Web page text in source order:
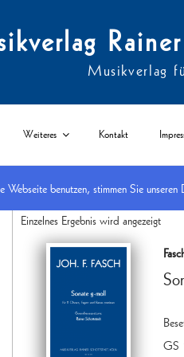
Musikverlag
Weiteres Kontakt
Start/nach Besetzungen/ Ob/ Eh + Fg
Einzelnes Ergebnis wird angezeigt
GS
benutzen, stimmen Sie unseren